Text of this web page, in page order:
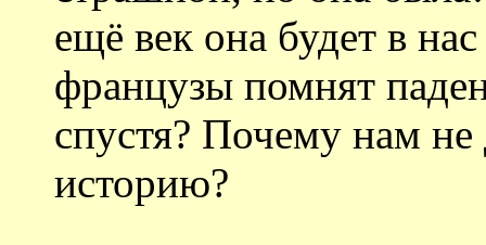
ещё век она будет в
французы помнят
спустя? Почему нам
историю?